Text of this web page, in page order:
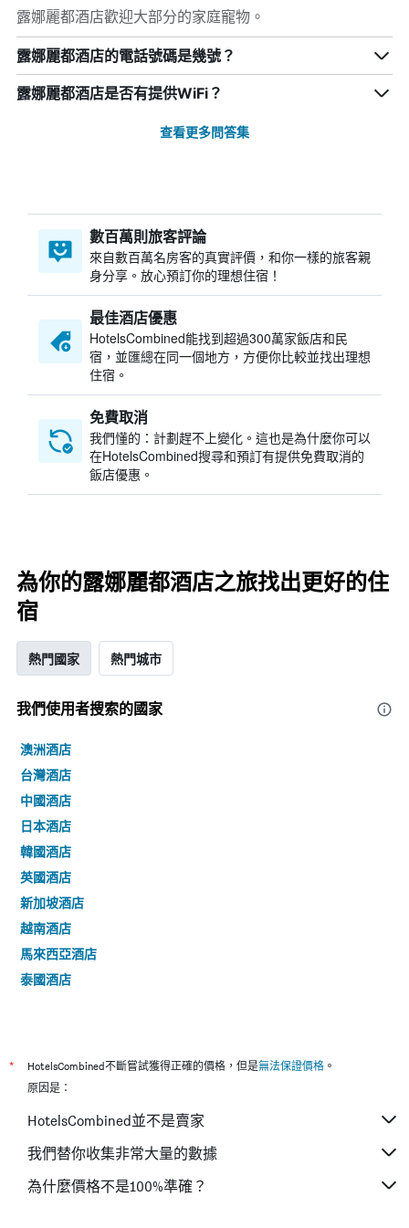
露娜麗都酒店歡迎大部分的家庭寵物。
露娜麗都酒店的電話號碼是幾號？
露娜麗都酒店是否有提供WiFi？
查看更多問答集
數百萬則旅客評論
來自數百萬名房客的真實評價，和你一樣的旅客親
身分享。放心預訂你的理想住宿！
最佳酒店優惠
HotelsCombined​能找到超過300萬家飯店和民
宿，並匯總在同一個地方，方便你比較並找出理想
住宿。
免費取消
我們懂的：計劃趕不上變化。這也是為什麼你可以
在HotelsCombined搜尋和預訂有提供免費取消的
飯店優惠。
為你的露娜麗都酒店之旅找出更好的住
宿
熱門國家 熱門城市
我們使用者搜索的國家
澳洲酒店
台灣酒店
中國酒店
日本酒店
韓國酒店
英國酒店
新加坡酒店
越南酒店
馬來西亞酒店
泰國酒店
* HotelsCombined不斷嘗試獲得正確的價格，但是無法保證價格 。
原因是：
HotelsCombined並不是賣家
我們替你收集非常大量的數據
為什麼價格不是100%準確？